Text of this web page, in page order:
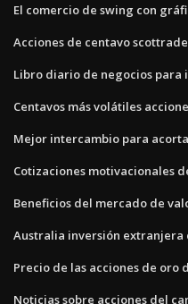
El comercio de swing con
Acciones de centavo scottrade
Libro diario de negocios para
Centavos más volátiles
Mejor intercambio para
Cotizaciones motivacionales
Beneficios del mercado de
Australia inversión extranjera
Precio de las acciones de oro
Noticias sobre acciones del